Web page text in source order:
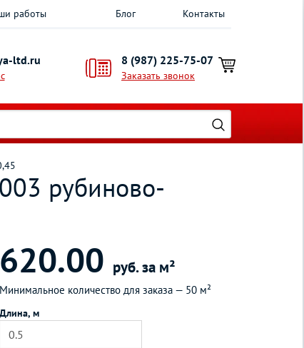
работы Блог Контакты
ltd.ru 8 (987) 225-75-07
Заказать звонок
рубиново-
620.00 руб. за м²
Минимальное количество для заказа — 50 м²
Длина, м